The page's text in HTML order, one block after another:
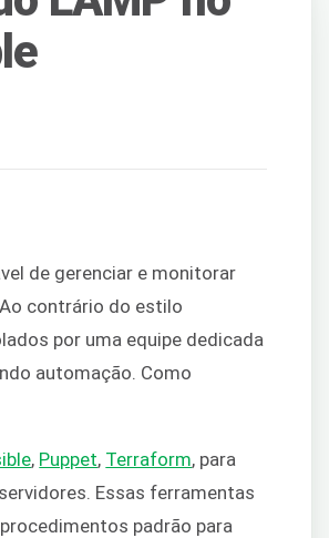
de gerenciar e monitorar
contrário do estilo
por uma equipe dedicada
automação. Como
, Puppet, Terraform, para
Essas ferramentas
padrão para